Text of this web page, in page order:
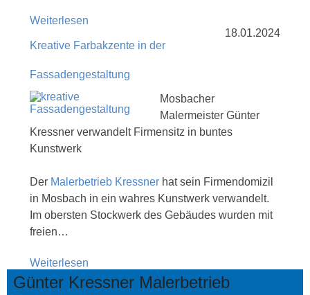
Weiterlesen
18.01.2024
Kreative Farbakzente in der
Fassadengestaltung
Mosbacher
Malermeister Günter
Kressner verwandelt Firmensitz in buntes
Kunstwerk
Der Malerbetrieb Kressnerhat sein Firmendomizil
in Mosbach in ein wahres Kunstwerk verwandelt.
Im obersten Stockwerk des Gebäudes wurden mit
freien…
Weiterlesen
Günter Kressner Malerbetrieb